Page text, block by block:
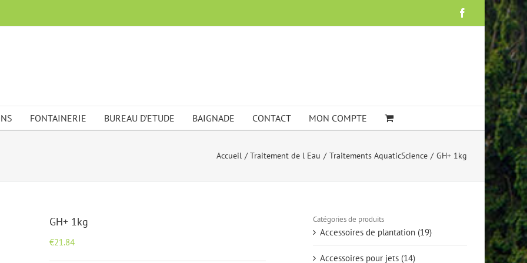
Facebook
FONTAINERIE BUREAU D’ETUDE BAIGNADE CONTACT MON COMPTE
Accueil Traitement de l Eau Traitements AquaticScience GH+ 1kg
GH+ 1kg
€21.84
Catégories de produits
Accessoires de plantation (19)
Accessoires pour jets (14)